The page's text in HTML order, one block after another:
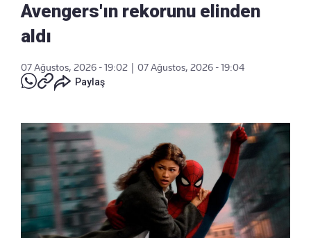
Avengers'ın rekorunu elinden
aldı
07 Ağustos, 2026 - 19:02
07 Ağustos, 2026 - 19:04
Paylaş